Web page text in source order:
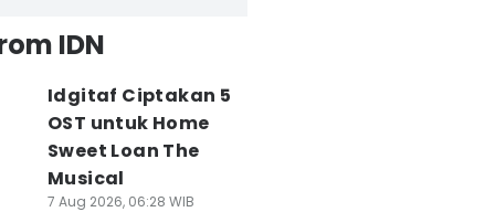
IDN
Idgitaf Ciptakan 5
OST untuk Home
Sweet Loan The
Musical
7 Aug 2026, 06:28 WIB